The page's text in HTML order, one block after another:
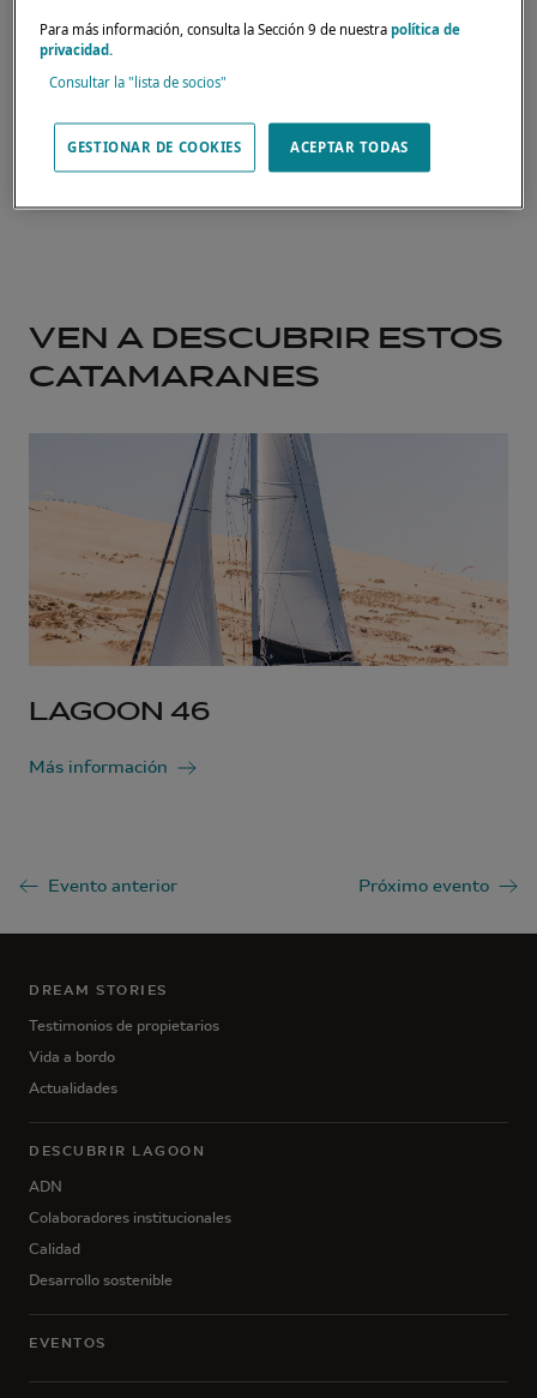
VEN A DESCUBRIR ESTOS
CATAMARANES
LAGOON 46
Más información
Evento anterior Próximo evento
DREAM STORIES
Testimonios de propietarios
Vida a bordo
Actualidades
DESCUBRIR LAGOON
ADN
Colaboradores institucionales
Calidad
Desarrollo sostenible
EVENTOS
Para más información, consulta la Sección 9 de nuestrapolítica de
privacidad.
Consultar la "lista de socios"
GESTIONAR DE COOKIES ACEPTAR TODAS